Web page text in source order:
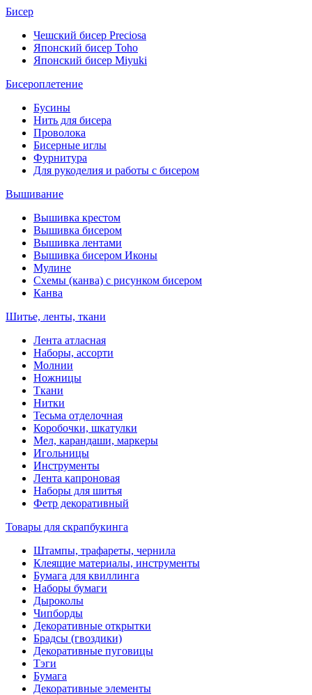
Бисер
Чешский бисер Preciosa
Японский бисер Toho
Японский бисер Miyuki
Бисероплетение
Бусины
Нить для бисера
Проволока
Бисерные иглы
Фурнитура
Для рукоделия и работы с бисером
Вышивание
Вышивка крестом
Вышивка бисером
Вышивка лентами
Вышивка бисером Иконы
Мулине
Схемы (канва) с рисунком бисером
Канва
Шитье, ленты, ткани
Лента атласная
Наборы, ассорти
Молнии
Ножницы
Ткани
Нитки
Тесьма отделочная
Коробочки, шкатулки
Мел, карандаши, маркеры
Игольницы
Инструменты
Лента капроновая
Наборы для шитья
Фетр декоративный
Товары для скрапбукинга
Штампы, трафареты, чернила
Клеящие материалы, инструменты
Бумага для квиллинга
Наборы бумаги
Дыроколы
Чипборды
Декоративные открытки
Брадсы (гвоздики)
Декоративные пуговицы
Тэги
Бумага
Декоративные элементы